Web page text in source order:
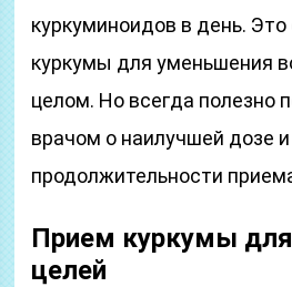
куркуминоидов в день.
куркумы для уменьшения
целом. Но всегда полезно
врачом о наилучшей дозе и
продолжительности
Прием куркумы
целей